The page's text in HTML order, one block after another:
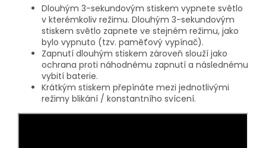
Dlouhým 3-sekundovým stiskem vypnete světlo
v kterémkoliv režimu. Dlouhým 3-sekundovým
stiskem světlo zapnete ve stejném režimu, jako
bylo vypnuto (tzv. paměťový vypínač).
Zapnutí dlouhým stiskem zároveň slouží jako
ochrana proti náhodnému zapnutí a následnému
vybití baterie.
Krátkým stiskem přepínáte mezi jednotlivými
režimy blikání / konstantního svícení.